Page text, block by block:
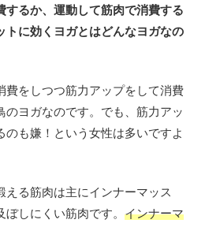
するか、運動して筋肉で消費する
トに効くヨガとはどんなヨガなの
費をしつつ筋力アップをして消費
のヨガなのです。でも、筋力アッ
のも嫌！という女性は多いですよ
える筋肉は主にインナーマッス
しにくい筋肉です。 インナーマ